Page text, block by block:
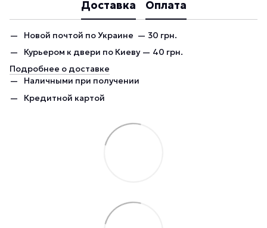
Доставка Оплата
Новой почтой по Украине — 30 грн.
Курьером к двери по Киеву — 40 грн.
Подробнее о доставке
Наличными при получении
Кредитной картой